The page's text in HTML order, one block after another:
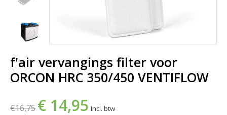
f'air vervangings filter voor
ORCON HRC 350/450 VENTIFLOW
€16,75 € 14,95 Incl. btw